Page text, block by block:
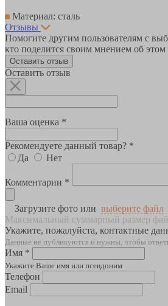
Материал: сталь
Отзывы
Помогите другим пользователям с
кто поделится своим мнением об этом
Оставить отзыв
Оставить отзыв
Ваша оценка *
Рекомендуете данный товар? *
Да
Нет
Комментарии *
Загрузите фото или выберите файл
Максимальный суммарный размер
Укажите, пожалуйста, контактные
Данные не публикуются и нужны, чтобы
Имя *
Укажите Ваше имя или псевдоним
Телефон
Email